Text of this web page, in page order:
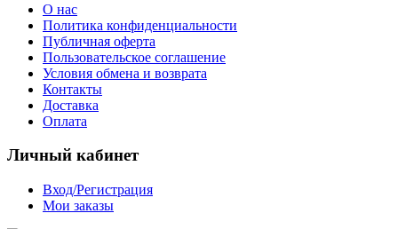
О нас
Политика конфиденциальности
Публичная оферта
Пользовательское соглашение
Условия обмена и возврата
Контакты
Доставка
Оплата
Личный кабинет
Вход/Регистрация
Мои заказы